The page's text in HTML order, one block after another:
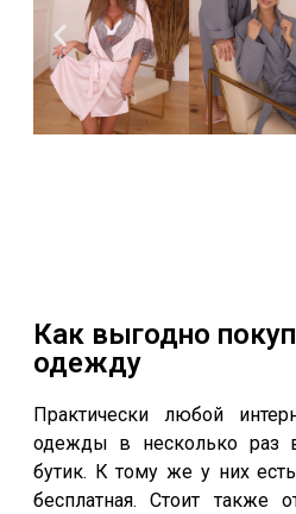
Как выгодно
одежду
Практически любой
одежды в несколько раз
бутик. К тому же у них
бесплатная. Стоит также